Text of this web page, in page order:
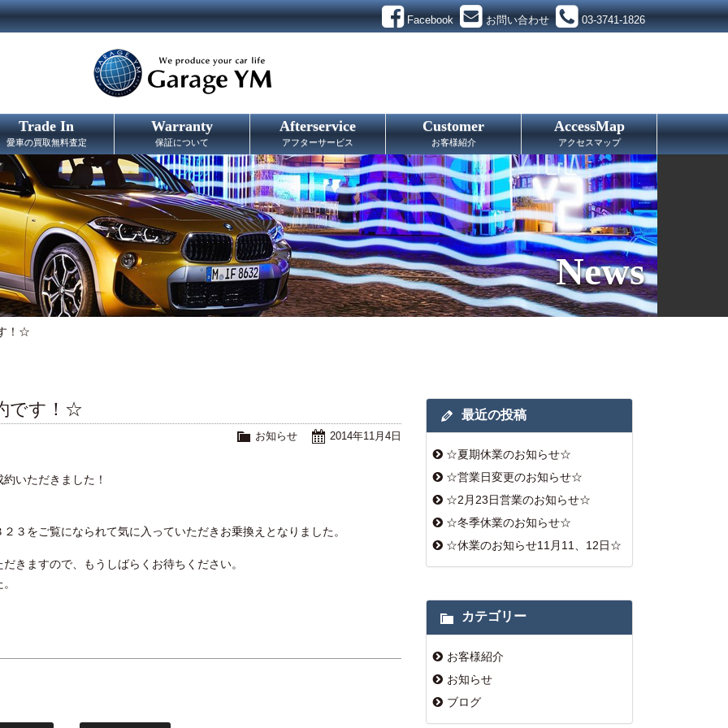
Facebook お問い合わせ 03-3741-1826
Trade In
愛車の買取無料査定
Warranty
保証について
Afterservice
アフターサービス
Customer
お客様紹介
AccessMap
アクセスマップ
News
！☆
です！☆
2014年11月4日
お知らせ
いただきました！
をご覧になられて気に入っていただきお乗換えとなりました。
きますので、もうしばらくお待ちください。
最近の投稿
☆夏期休業のお知らせ☆
☆営業日変更のお知らせ☆
☆2月23日営業のお知らせ☆
☆冬季休業のお知らせ☆
☆休業のお知らせ11月11、12日☆
カテゴリー
お客様紹介
お知らせ
ブログ